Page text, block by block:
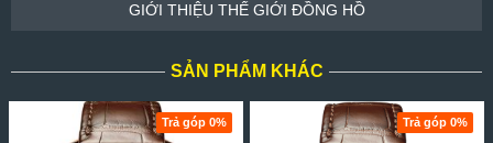
GIỚI THIỆU THẾ GIỚI ĐỒNG HỒ
SẢN PHẨM KHÁC
Trả góp 0% Trả góp 0%